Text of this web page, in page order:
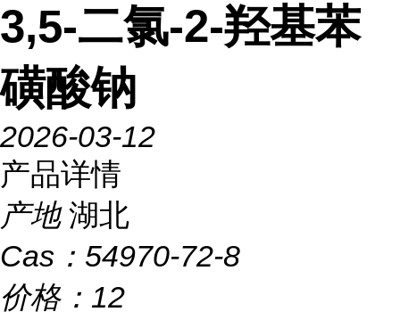
3,5-二氯-2-羟基苯
磺酸钠
2026-03-12
产品详情
产地 湖北
Cas： 54970-72-8
价格： 12